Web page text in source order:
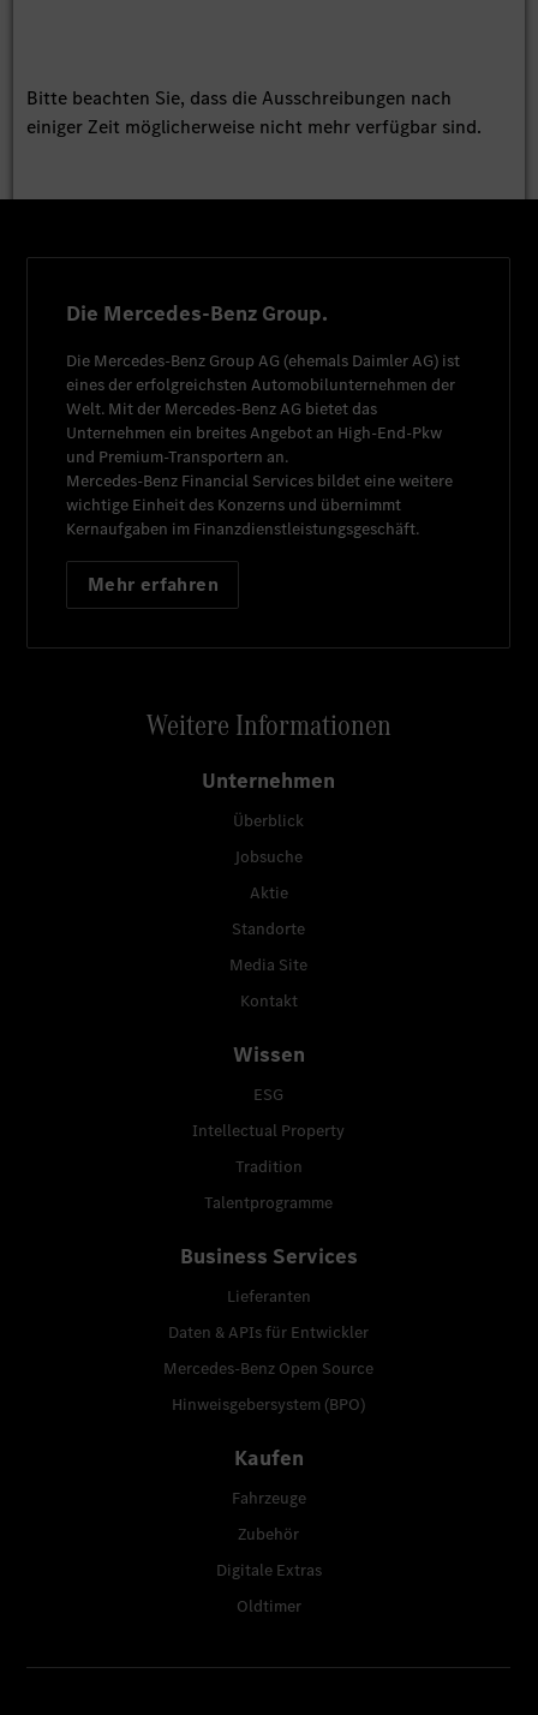
Bitte beachten Sie, dass die Ausschreibungen nach
einiger Zeit möglicherweise nicht mehr verfügbar sind.
Die Mercedes-Benz Group.
Die Mercedes-Benz Group AG (ehemals Daimler AG) ist
eines der erfolgreichsten Automobilunternehmen der
Welt. Mit der Mercedes-Benz AG bietet das
Unternehmen ein breites Angebot an High-End-Pkw
und Premium-Transportern an.
Mercedes-Benz Financial Services bildet eine weitere
wichtige Einheit des Konzerns und übernimmt
Kernaufgaben im Finanzdienstleistungsgeschäft.
Mehr erfahren
Weitere Informationen
Unternehmen
Überblick
Jobsuche
Aktie
Standorte
Media Site
Kontakt
Wissen
ESG
Intellectual Property
Tradition
Talentprogramme
Business Services
Lieferanten
Daten & APIs für Entwickler
Mercedes-Benz Open Source
Hinweisgebersystem (BPO)
Kaufen
Fahrzeuge
Zubehör
Digitale Extras
Oldtimer